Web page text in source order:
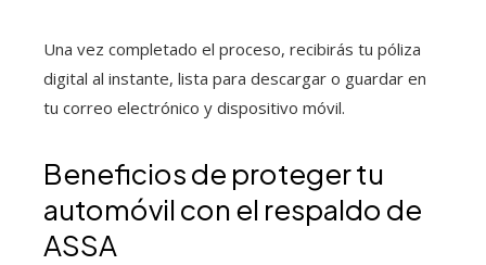
Una vez completado el proceso, recibirás tu póliza
digital al instante, lista para descargar o guardar en
tu correo electrónico y dispositivo móvil.
Beneficios de proteger tu
automóvil con el respaldo de
ASSA